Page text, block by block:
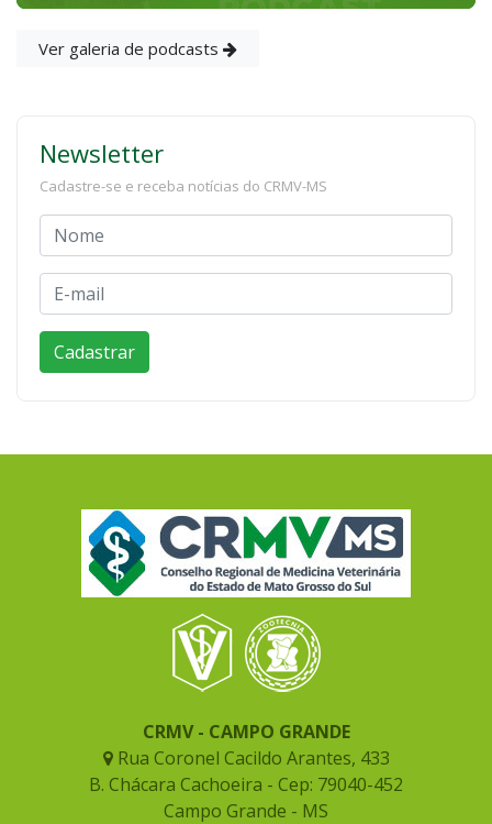
Ver galeria de podcasts
Newsletter
Cadastre-se e receba notícias do CRMV-MS
CRMV - CAMPO GRANDE
Rua Coronel Cacildo Arantes, 433
B. Chácara Cachoeira - Cep: 79040-452
Campo Grande - MS